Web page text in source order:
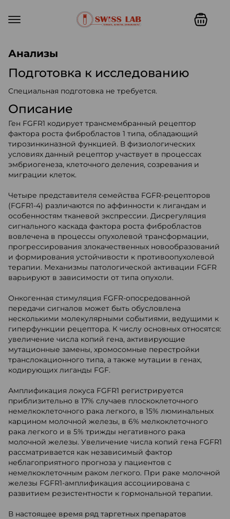
Анализы
Подготовка к исследованию
Специальная подготовка не требуется.
Описание
Ген FGFR1 кодирует трансмембранный рецептор
фактора роста фибробластов 1 типа, обладающий
тирозинкиназной функцией. В физиологических
условиях данный рецептор участвует в процессах
эмбриогенеза, клеточного деления, созревания и
миграции клеток.
Четыре представителя семейства FGFR-рецепторов
(FGFR1-4) различаются по аффинности к лигандам и
особенностям тканевой экспрессии. Дисрегуляция
сигнального каскада фактора роста фибробластов
вовлечена в процессы опухолевой трансформации,
прогрессирования злокачественных новообразований
и формирования устойчивости к противоопухолевой
терапии. Механизмы патологической активации FGFR
варьируют в зависимости от типа опухоли.
Онкогенная стимуляция FGFR-опосредованной
передачи сигналов может быть обусловлена
несколькими молекулярными событиями, ведущими к
гиперфункции рецептора. К числу основных относятся:
увеличение числа копий гена, активирующие
мутационные замены, хромосомные перестройки
транслокационного типа, а также мутации в генах,
кодирующих лиганды FGF.
Амплификация локуса FGFR1 регистрируется
приблизительно в 17% случаев плоскоклеточного
немелкоклеточного рака легкого, в 15% люминальных
карцином молочной железы, в 6% мелкоклеточного
рака легкого и в 5% трижды негативного рака
молочной железы. Увеличение числа копий гена FGFR1
рассматривается как независимый фактор
неблагоприятного прогноза у пациентов с
немелкоклеточным раком легкого. При раке молочной
железы FGFR1-амплификация ассоциирована с
развитием резистентности к гормональной терапии.
В настоящее время ряд таргетных препаратов